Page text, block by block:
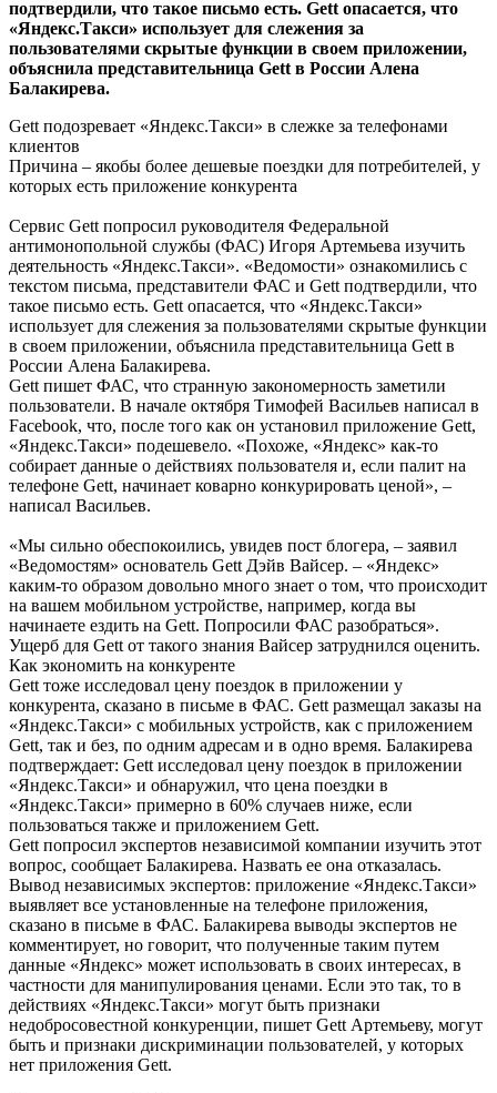
подтвердили, что такое письмо есть. Gett опасается, что
«Яндекс.Такси» использует для слежения за
пользователями скрытые функции в своем приложении,
объяснила представительница Gett в России Алена
Балакирева.
Gett подозревает «Яндекс.Такси» в слежке за телефонами
клиентов
Причина – якобы более дешевые поездки для потребителей, у
которых есть приложение конкурента
Сервис Gett попросил руководителя Федеральной
антимонопольной службы (ФАС) Игоря Артемьева изучить
деятельность «Яндекс.Такси». «Ведомости» ознакомились с
текстом письма, представители ФАС и Gett подтвердили, что
такое письмо есть. Gett опасается, что «Яндекс.Такси»
использует для слежения за пользователями скрытые функции
в своем приложении, объяснила представительница Gett в
России Алена Балакирева.
Gett пишет ФАС, что странную закономерность заметили
пользователи. В начале октября Тимофей Васильев написал в
Facebook, что, после того как он установил приложение Gett,
«Яндекс.Такси» подешевело. «Похоже, «Яндекс» как-то
собирает данные о действиях пользователя и, если палит на
телефоне Gett, начинает коварно конкурировать ценой», –
написал Васильев.
«Мы сильно обеспокоились, увидев пост блогера, – заявил
«Ведомостям» основатель Gett Дэйв Вайсер. – «Яндекс»
каким-то образом довольно много знает о том, что происходит
на вашем мобильном устройстве, например, когда вы
начинаете ездить на Gett. Попросили ФАС разобраться».
Ущерб для Gett от такого знания Вайсер затруднился оценить.
Как экономить на конкуренте
Gett тоже исследовал цену поездок в приложении у
конкурента, сказано в письме в ФАС. Gett размещал заказы на
«Яндекс.Такси» с мобильных устройств, как с приложением
Gett, так и без, по одним адресам и в одно время. Балакирева
подтверждает: Gett исследовал цену поездок в приложении
«Яндекс.Такси» и обнаружил, что цена поездки в
«Яндекс.Такси» примерно в 60% случаев ниже, если
пользоваться также и приложением Gett.
Gett попросил экспертов независимой компании изучить этот
вопрос, сообщает Балакирева. Назвать ее она отказалась.
Вывод независимых экспертов: приложение «Яндекс.Такси»
выявляет все установленные на телефоне приложения,
сказано в письме в ФАС. Балакирева выводы экспертов не
комментирует, но говорит, что полученные таким путем
данные «Яндекс» может использовать в своих интересах, в
частности для манипулирования ценами. Если это так, то в
действиях «Яндекс.Такси» могут быть признаки
недобросовестной конкуренции, пишет Gett Артемьеву, могут
быть и признаки дискриминации пользователей, у которых
нет приложения Gett.